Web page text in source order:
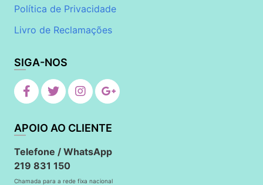
Política de Privacidade
Livro de Reclamações
SIGA-NOS
APOIO AO CLIENTE
Telefone / WhatsApp
219 831 150
Chamada para a rede fixa nacional